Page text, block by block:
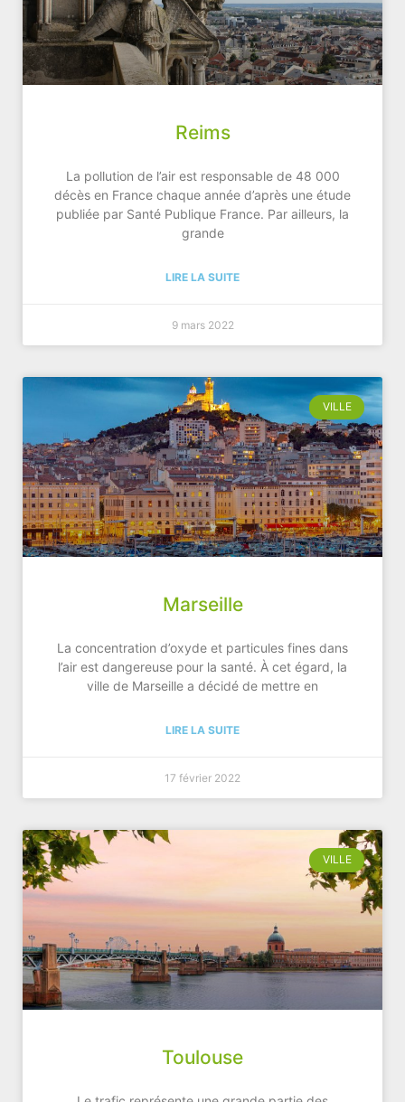
Reims
La pollution de l’air est responsable de 48 000
décès en France chaque année d’après une étude
publiée par Santé Publique France. Par ailleurs, la
grande
LIRE LA SUITE
9 mars 2022
VILLE
Marseille
La concentration d’oxyde et particules fines dans
l’air est dangereuse pour la santé. À cet égard, la
ville de Marseille a décidé de mettre en
LIRE LA SUITE
17 février 2022
VILLE
Toulouse